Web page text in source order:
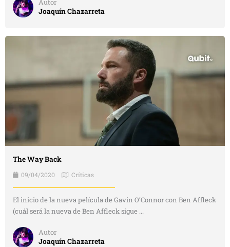
Autor
Joaquín Chazarreta
The Way Back
09/04/2020 Críticas
El inicio de la nueva película de Gavin O’Connor con Ben Affleck
(cuál será la nueva de Ben Affleck sigue ...
Autor
Joaquín Chazarreta